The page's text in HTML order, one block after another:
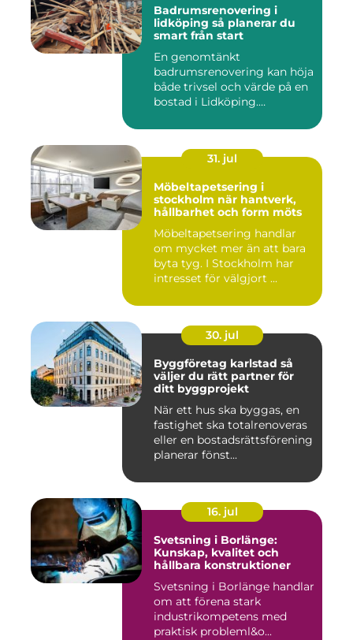
Badrumsrenovering i
lidköping så planerar du
smart från start
En genomtänkt
badrumsrenovering kan höja
både trivsel och värde på en
bostad i Lidköping.
31. jul
Möbeltapetsering i
stockholm när hantverk,
hållbarhet och form möts
Möbeltapetsering handlar
om mycket mer än att bara
byta tyg. I Stockholm har
intresset för välgjort ...
30. jul
Byggföretag karlstad så
väljer du rätt partner för
ditt byggprojekt
När ett hus ska byggas, en
fastighet ska totalrenoveras
eller en bostadsrättsförening
planerar fönst...
16. jul
Svetsning i Borlänge:
Kunskap, kvalitet och
hållbara konstruktioner
Svetsning i Borlänge handlar
om att förena stark
industrikompetens med
praktisk probleml&o...